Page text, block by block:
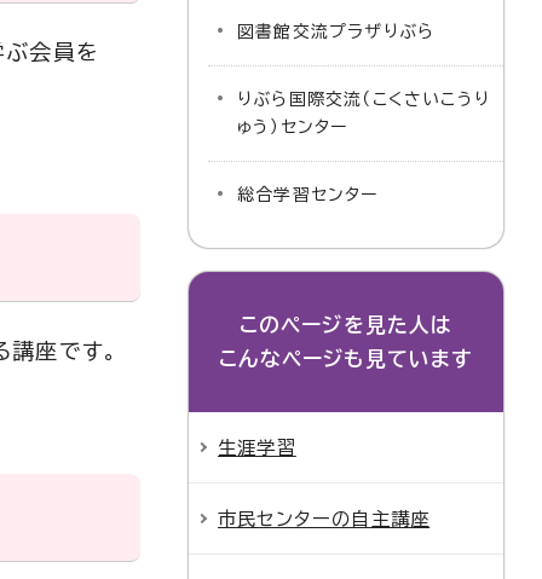
ぶ会員を
座です。
図書館交流プラザりぶら
りぶら国際交流（こくさいこうり
ゅう）センター
総合学習センター
このページを見た人は
こんなページも見ています
生涯学習
市民センターの自主講座